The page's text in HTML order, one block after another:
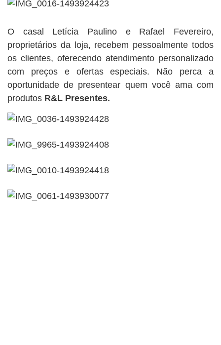
O casal Letícia Paulino e Rafael Fevereiro,
proprietários da loja, recebem pessoalmente todos
os clientes, oferecendo atendimento personalizado
com preços e ofertas especiais. Não perca a
oportunidade de presentear quem você ama com
produtos R&L Presentes.